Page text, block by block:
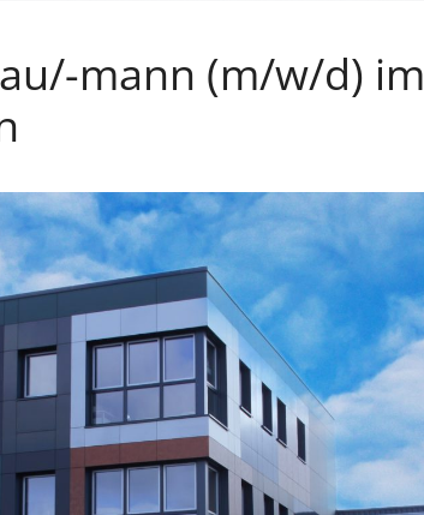
mann (m/w/d) im